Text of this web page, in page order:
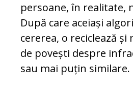
persoane, în realitate,
După care aceiași
cererea, o reciclează și
de povești despre
sau mai puțin similare.